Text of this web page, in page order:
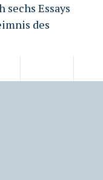
Essays
des